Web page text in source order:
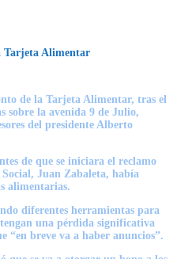
Tarjeta Alimentar
de la Tarjeta Alimentar, tras el
sobre la avenida 9 de Julio,
del presidente Alberto
de que se iniciara el reclamo
Juan Zabaleta, había
alimentarias.
diferentes herramientas para
una pérdida significativa
“en breve va a haber anuncios”.